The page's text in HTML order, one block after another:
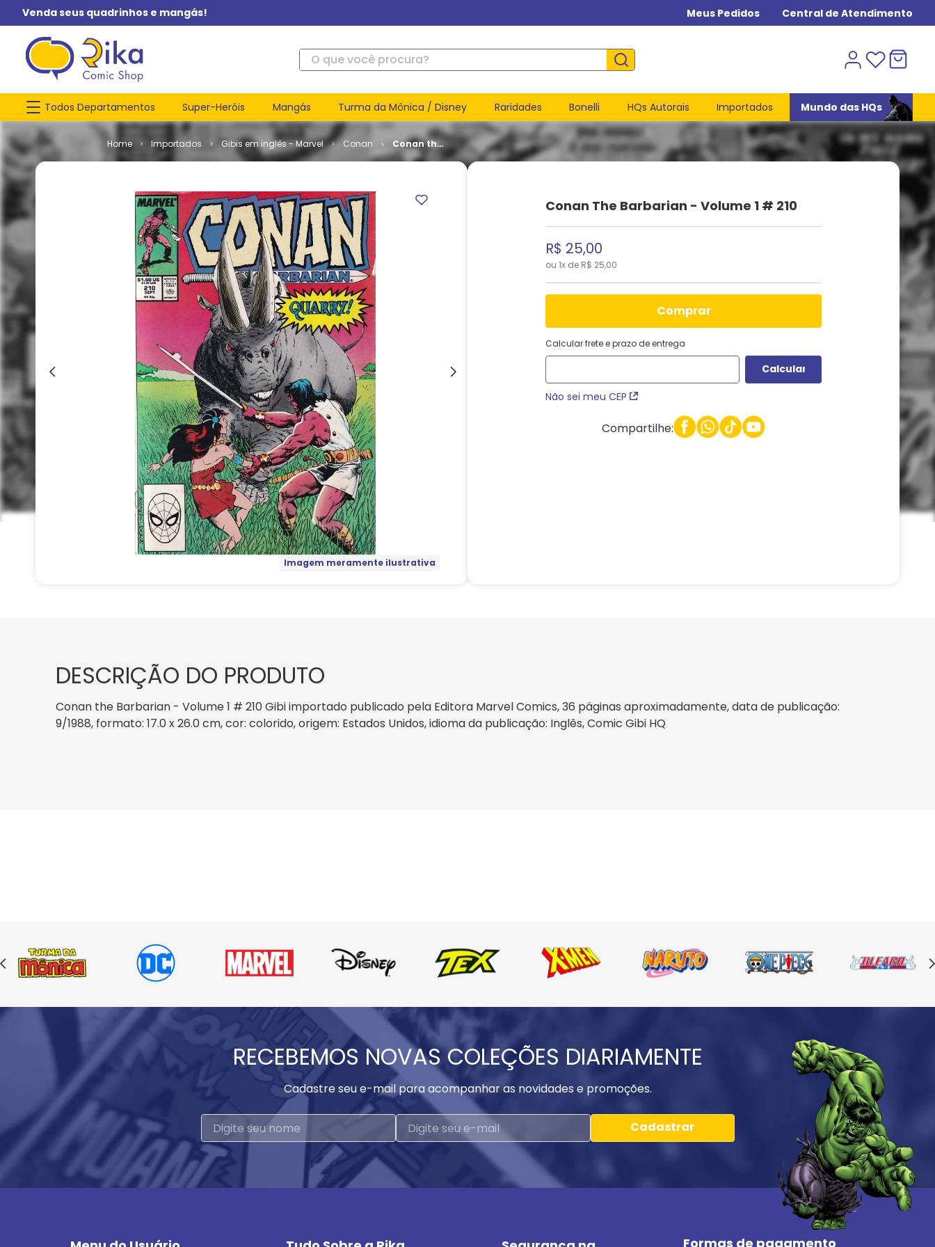
Venda seus quadrinhos e mangás! Meus Pedidos Central de Atendimento
O que você procura?
Todos Departamentos Super-Heróis Mangás Turma da Mônica / Disney Raridades Bonelli HQs Autorais Importados Mundo das HQs
Importados Gibis em inglês - Marvel Conan
Conan the
Barbarian
Imagem meramente ilustrativa
Conan The Barbarian - Volume 1 # 210
R$ 25,00
ou 1x de R$ 25,00
comprar
Calcular frete e prazo de entrega
Não sei meu CEP
Compartilhe:
DESCRIÇÃO DO PRODUTO
Conan the Barbarian - Volume 1 # 210 Gibi importado publicado pela Editora Marvel Comics, 36 páginas aproximadamente, data de publicação:
9/1988, formato: 17.0 x 26.0 cm, cor: colorido, origem: Estados Unidos, idioma da publicação: Inglês, Comic Gibi HQ
RECEBEMOS NOVAS COLEÇÕES DIARIAMENTE
Cadastre seu e-mail para acompanhar as novidades e promoções.
Cadastrar
Formas de pagamento